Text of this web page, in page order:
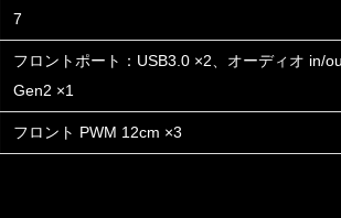
7
フロントポート：USB3.0 ×2、オーディオ in/
Gen2 ×1
フロント PWM 12cm ×3